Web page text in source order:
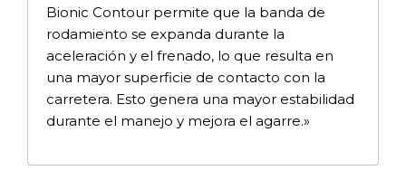
Bionic Contour permite que la banda de
rodamiento se expanda durante la
aceleración y el frenado, lo que resulta en
una mayor superficie de contacto con la
carretera. Esto genera una mayor estabilidad
durante el manejo y mejora el agarre.»